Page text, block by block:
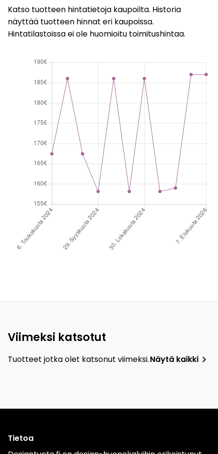
Katso tuotteen hintatietoja kaupoilta. Historia
näyttää tuotteen hinnat eri kaupoissa.
Hintatilastoissa ei ole huomioitu toimitushintaa.
Viimeksi katsotut
Tuotteet jotka olet katsonut viimeksi.Näytä kaikki
Tietoa